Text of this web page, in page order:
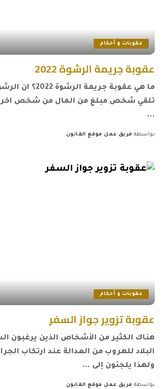
عقوبات و أحكام
عقوبة جريمة الرشوة 2022
ما هي عقوبة جريمة
تلقي شخص مبلغ من المال من شخص اخر
...
بواسطة فريق عمل موقع القانون
عقوبات و أحكام
عقوبة تزوير جواز السفر
هناك الكثير من الأشخاص الذين يرغبون
البلاد للهروب من العدالة عند ارتكاب
ولهذا يلجئون إلى ...
بواسطة فريق عمل موقع القانون